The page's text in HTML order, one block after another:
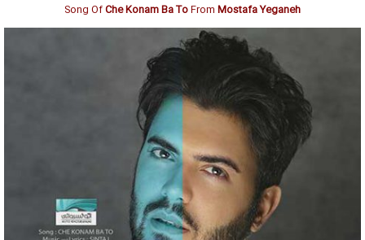
Song OfChe Konam Ba ToFrom Mostafa Yeganeh